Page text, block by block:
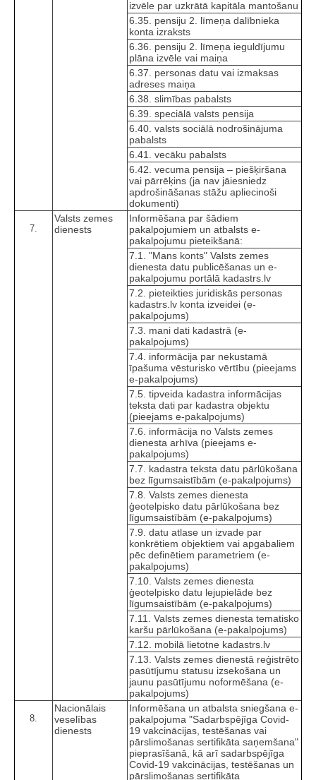
izvēle par uzkrātā kapitāla mantošanu
6.35. pensiju 2. līmeņa dalībnieka
konta izraksts
6.36. pensiju 2. līmeņa ieguldījumu
plāna izvēle vai maiņa
6.37. personas datu vai izmaksas
adreses maiņa
6.38. slimības pabalsts
6.39. speciālā valsts pensija
6.40. valsts sociālā nodrošinājuma
pabalsts
6.41. vecāku pabalsts
6.42. vecuma pensija – piešķiršana
vai pārrēķins (ja nav jāiesniedz
apdrošināšanas stāžu apliecinoši
dokumenti)
7.
Valsts zemes
dienests
Informēšana par šādiem
pakalpojumiem un atbalsts e-
pakalpojumu pieteikšanā:
7.1. "Mans konts" Valsts zemes
dienesta datu publicēšanas un e-
pakalpojumu portālā kadastrs.lv
7.2. pieteikties juridiskās personas
kadastrs.lv konta izveidei (e-
pakalpojums)
7.3. mani dati kadastrā (e-
pakalpojums)
7.4. informācija par nekustamā
īpašuma vēsturisko vērtību (pieejams
e-pakalpojums)
7.5. tipveida kadastra informācijas
teksta dati par kadastra objektu
(pieejams e-pakalpojums)
7.6. informācija no Valsts zemes
dienesta arhīva (pieejams e-
pakalpojums)
7.7. kadastra teksta datu pārlūkošana
bez līgumsaistībām (e-pakalpojums)
7.8. Valsts zemes dienesta
ģeotelpisko datu pārlūkošana bez
līgumsaistībām (e-pakalpojums)
7.9. datu atlase un izvade par
konkrētiem objektiem vai apgabaliem
pēc definētiem parametriem (e-
pakalpojums)
7.10. Valsts zemes dienesta
ģeotelpisko datu lejupielāde bez
līgumsaistībām (e-pakalpojums)
7.11. Valsts zemes dienesta tematisko
karšu pārlūkošana (e-pakalpojums)
7.12. mobilā lietotne kadastrs.lv
7.13. Valsts zemes dienestā reģistrēto
pasūtījumu statusu izsekošana un
jaunu pasūtījumu noformēšana (e-
pakalpojums)
8.
Nacionālais
veselības
dienests
Informēšana un atbalsta sniegšana e-
pakalpojuma "Sadarbspējīga Covid-
19 vakcinācijas, testēšanas vai
pārslimošanas sertifikāta saņemšana"
pieprasīšanā, kā arī sadarbspējīga
Covid-19 vakcinācijas, testēšanas un
pārslimošanas sertifikāta